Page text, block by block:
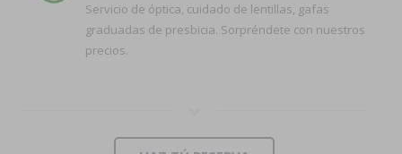
Servicio de óptica, cuidado de lentillas, gafas
graduadas de presbicia. Sorpréndete con nuestros
precios.